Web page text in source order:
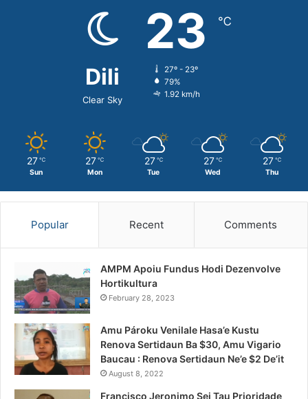
Dili
Clear Sky
23 ℃
27º - 23º
79%
1.92 km/h
27 ℃
Sun
27 ℃
Mon
27 ℃
Tue
27 ℃
Wed
27 ℃
Thu
Popular Recent Comments
AMPM Apoiu Fundus Hodi Dezenvolve
Hortikultura
February 28, 2023
Amu Pároku Venilale Hasa’e Kustu
Renova Sertidaun Ba $30, Amu Vigario
Baucau : Renova Sertidaun Ne’e $2 De’it
August 8, 2022
Francisco Jeronimo Sei Tau Prioridade